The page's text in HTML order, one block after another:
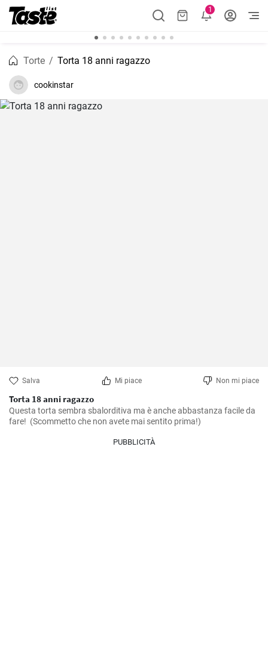
1
Torte Torta 18 anni ragazzo
cookinstar
Salva Mi piace Non mi piace
Torta 18 anni ragazzo
Questa torta sembra sbalorditiva ma è anche abbastanza facile da
fare!  (Scommetto che non avete mai sentito prima!)
PUBBLICITÀ